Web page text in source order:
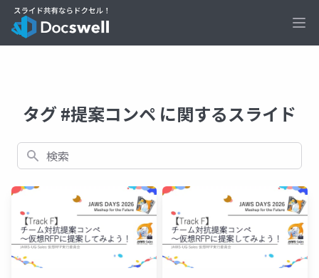
タグ #提案コンペ に関するスライド
検索